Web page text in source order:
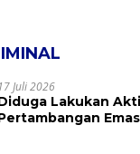
17 Juli 2026
Lakukan